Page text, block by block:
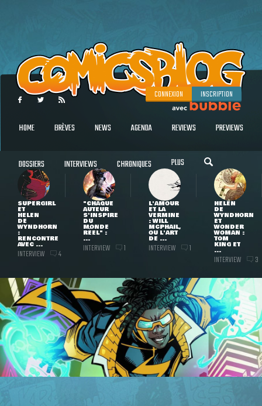
CONNEXION INSCRIPTION
HOME BRÈVES NEWS AGENDA REVIEWS PREVIEWS
DOSSIERS INTERVIEWS CHRONIQUES PLUS
SUPERGIRL
ET
HELEN
DE
WYNDHORN
:
RENCONTRE
AVEC ...
INTERVIEW 4
"CHAQUE
AUTEUR
S'INSPIRE
DU
MONDE
RÉEL" :
...
INTERVIEW 1
L'AMOUR
ET LA
VERMINE
: WILL
MCPHAIL,
OU L'ART
DE ...
INTERVIEW 1
HELEN
DE
WYNDHORN
ET
WONDER
WOMAN :
TOM
KING ET
...
INTERVIEW 3